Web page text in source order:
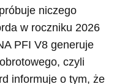
niczego
w roczniku 2026
PFI V8 generuje
czyli
informuje o tym, że